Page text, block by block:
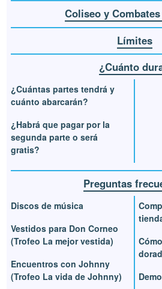
Coliseo y
Límites
¿Cuánto
¿Cuántas partes tendrá y
cuánto abarcarán?
¿Habrá que pagar por la
segunda parte o será
gratis?
Preguntas
Discos de música
Vestidos para Don Corneo
(Trofeo La mejor vestida)
Encuentros con Johnny
(Trofeo La vida de Johnny)
Demo